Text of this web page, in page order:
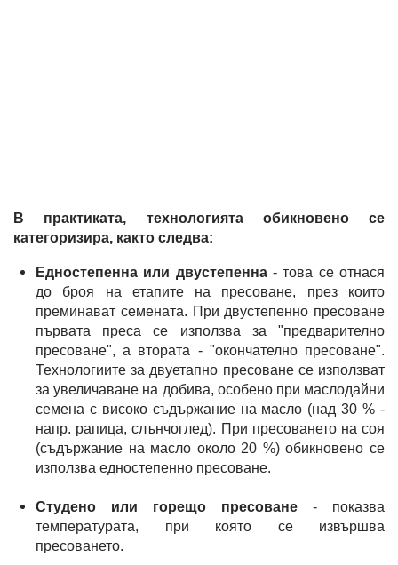
В практиката, технологията обикновено се
категоризира, както следва:
Едностепенна или двустепенна- това се отнася
до броя на етапите на пресоване, през които
преминават семената. При двустепенно пресоване
първата преса се използва за "предварително
пресоване", а втората - "окончателно пресоване".
Технологиите за двуетапно пресоване се използват
за увеличаване на добива, особено при маслодайни
семена с високо съдържание на масло (над 30 % -
напр. рапица, слънчоглед). При пресоването на соя
(съдържание на масло около 20 %) обикновено се
използва едностепенно пресоване.
Студено или горещо пресоване - показва
температурата, при която се извършва
пресоването.